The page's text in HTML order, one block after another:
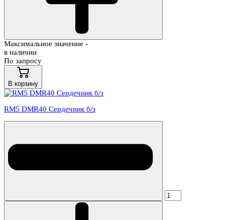
Максимальное значение -
в наличии
По запросу
В корзину
RM5 DMR40 Сердечник б/з